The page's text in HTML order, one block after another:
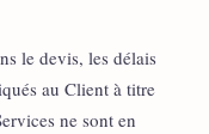
le devis, les délais
au Client à titre
ne sont en